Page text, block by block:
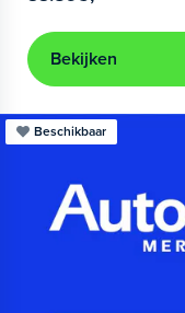
Bekijken
Beschikbaar